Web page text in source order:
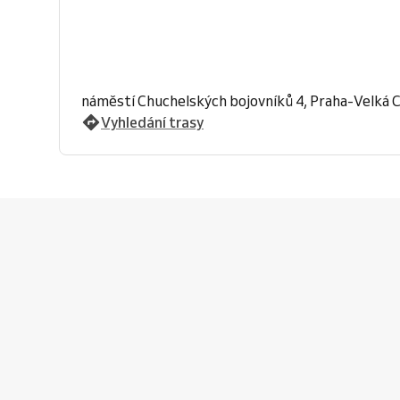
náměstí Chuchelských bojovníků 4, Praha-Velká
Vyhledání trasy